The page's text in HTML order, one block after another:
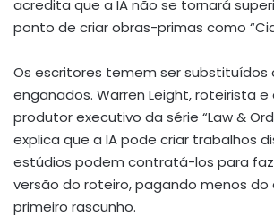
acredita que a IA não se tornará
ponto de criar obras-primas como
Os escritores temem ser substituídos
enganados. Warren Leight, roteirista e
produtor executivo da série “Law &
explica que a IA pode criar trabalhos
estúdios podem contratá-los para
versão do roteiro, pagando menos do
primeiro rascunho.